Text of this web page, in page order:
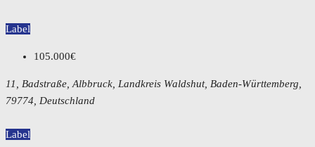
Label
105.000€
11, Badstraße, Albbruck, Landkreis Waldshut, Baden-Württemberg,
79774, Deutschland
Label